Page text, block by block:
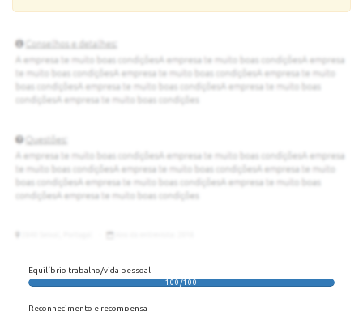
Equilíbrio trabalho/vida pessoal
100/100
Reconhecimento e recompensa